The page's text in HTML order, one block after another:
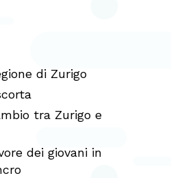
di Zurigo
tra Zurigo e
dei giovani in